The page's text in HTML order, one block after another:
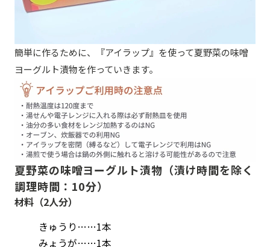
簡単に作るために、『アイラップ』を使って夏野菜の味噌
ヨーグルト漬物を作っていきます。
夏野菜の味噌ヨーグルト漬物（漬け時間を除く
調理時間：10分）
材料（2人分）
きゅうり……1本
みょうが……1本